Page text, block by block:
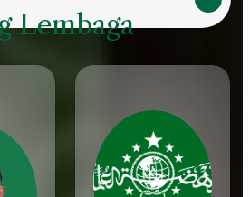
Lembaga